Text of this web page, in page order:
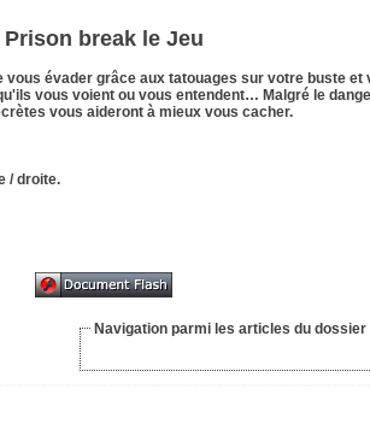
Prison break le Jeu
évader grâce aux tatouages sur votre buste
vous voient ou vous entendent… Malgré le
vous aideront à mieux vous cacher.
/ droite.
Navigation parmi les articles du